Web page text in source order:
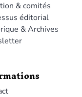
& comités
éditorial
& Archives